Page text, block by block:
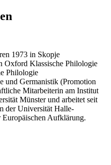
1973 in Skopje
Oxford Klassische Philologie
Philologie
und Germanistik (Promotion
Mitarbeiterin am Institut
Münster und arbeitet seit
der Universität Halle-
Aufklärung.